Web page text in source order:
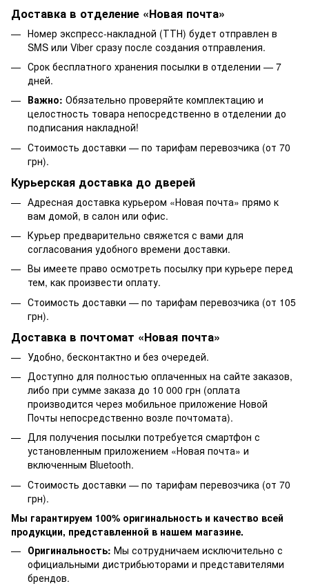
Доставка в отделение «Новая почта»
Номер экспресс-накладной (ТТН) будет отправлен в
SMS или Viber сразу после создания отправления.
Срок бесплатного хранения посылки в отделении — 7
дней.
Важно: Обязательно проверяйте комплектацию и
целостность товара непосредственно в отделении до
подписания накладной!
Стоимость доставки — по тарифам перевозчика (от 70
грн).
Курьерская доставка до дверей
Адресная доставка курьером «Новая почта» прямо к
вам домой, в салон или офис.
Курьер предварительно свяжется с вами для
согласования удобного времени доставки.
Вы имеете право осмотреть посылку при курьере перед
тем, как произвести оплату.
Стоимость доставки — по тарифам перевозчика (от 105
грн).
Доставка в почтомат «Новая почта»
Удобно, бесконтактно и без очередей.
Доступно для полностью оплаченных на сайте заказов,
либо при сумме заказа до 10 000 грн (оплата
производится через мобильное приложение Новой
Почты непосредственно возле почтомата).
Для получения посылки потребуется смартфон с
установленным приложением «Новая почта» и
включенным Bluetooth.
Стоимость доставки — по тарифам перевозчика (от 70
грн).
Мы гарантируем 100% оригинальность и качество всей
продукции, представленной в нашем магазине.
Оригинальность: Мы сотрудничаем исключительно с
официальными дистрибьюторами и представителями
брендов.